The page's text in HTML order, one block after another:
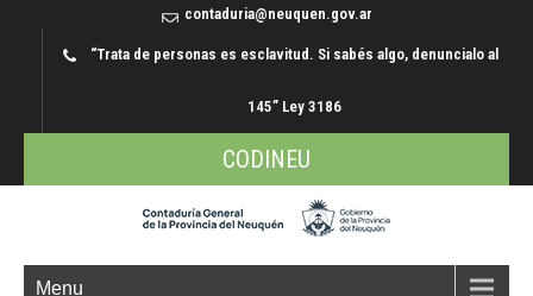
contaduria@neuquen.gov.ar
“Trata de personas es esclavitud. Si sabés algo, denuncialo al
145” Ley 3186
CODINEU
Menu